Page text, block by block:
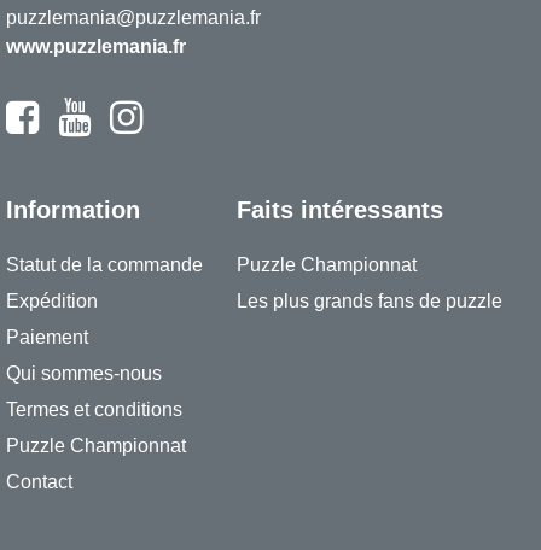
puzzlemania@puzzlemania.fr
www.puzzlemania.fr
Information
Statut de la commande
Expédition
Paiement
Qui sommes-nous
Termes et conditions
Puzzle Championnat
Contact
Faits intéressants
Puzzle Championnat
Les plus grands fans de puzzle